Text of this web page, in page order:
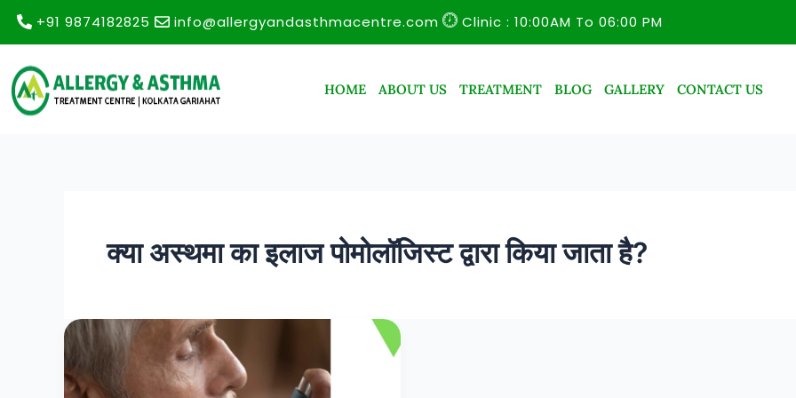
Skip
+91 9874182825 info@allergyandasthmacentre.com Clinic : 10:00AM To 06:00 PM
HOME ABOUT US TREATMENT BLOG GALLERY CONTACT US
क्या अस्थमा का इलाज पोमोलॉजिस्ट द्वारा किया जाता है?
कोलकाता
में
सर्वश्रेष्ठ